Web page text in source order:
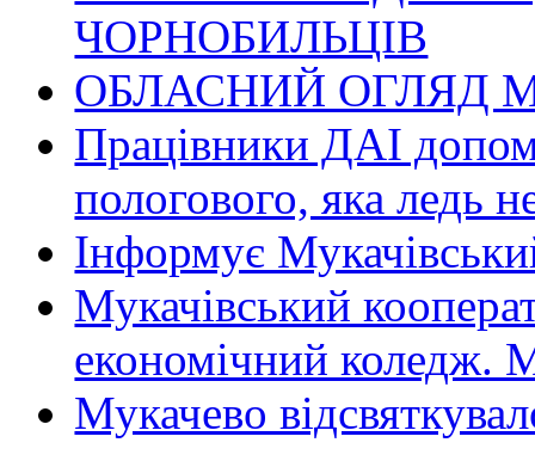
ЧОРНОБИЛЬЦІВ
ОБЛАСНИЙ ОГЛЯД
Працівники ДАІ
пологового, яка ледь
Інформує
Мукачівський
економічний
Мукачево